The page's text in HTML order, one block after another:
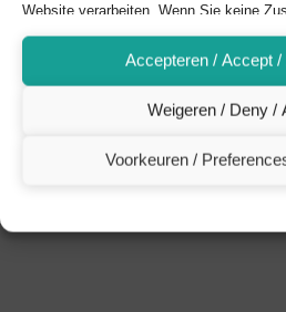
Website verarbeiten. Wenn Sie keine
Funktionen und Möglichkeiten auswirken.
Für weitere Informationen können Sie
Accepteren / Accept /
Weigeren / Deny /
Voorkeuren /